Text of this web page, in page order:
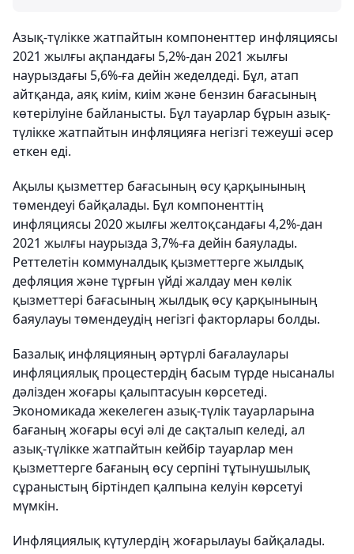
Азық-түлікке жатпайтын компоненттер инфляциясы
2021 жылғы ақпандағы 5,2%-дан 2021 жылғы
наурыздағы 5,6%-ға дейін жеделдеді. Бұл, атап
айтқанда, аяқ киім, киім және бензин бағасының
көтерілуіне байланысты. Бұл тауарлар бұрын азық-
түлікке жатпайтын инфляцияға негізгі тежеуші әсер
еткен еді.
Ақылы қызметтер бағасының өсу қарқынының
төмендеуі байқалады. Бұл компоненттің
инфляциясы 2020 жылғы желтоқсандағы 4,2%-дан
2021 жылғы наурызда 3,7%-ға дейін баяулады.
Реттелетін коммуналдық қызметтерге жылдық
дефляция және тұрғын үйді жалдау мен көлік
қызметтері бағасының жылдық өсу қарқынының
баяулауы төмендеудің негізгі факторлары болды.
Базалық инфляцияның әртүрлі бағалаулары
инфляциялық процестердің басым түрде нысаналы
дәлізден жоғары қалыптасуын көрсетеді.
Экономикада жекелеген азық-түлік тауарларына
бағаның жоғары өсуі әлі де сақталып келеді, ал
азық-түлікке жатпайтын кейбір тауарлар мен
қызметтерге бағаның өсу серпіні тұтынушылық
сұраныстың біртіндеп қалпына келуін көрсетуі
мүмкін.
Инфляциялық күтулердің жоғарылауы байқалады.